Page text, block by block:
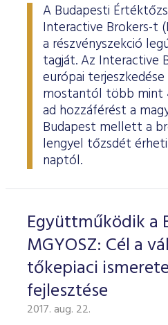
A Budapesti
Interactive Brokers-t
a részvényszekció
tagját. Az Interactive
európai
mostantól több mint
ad hozzáférést a
Budapest mellett a
lengyel tőzsdét
naptól.
Együttműködik a
MGYOSZ: Cél a
tőkepiaci
fejlesztése
2017. aug. 22.